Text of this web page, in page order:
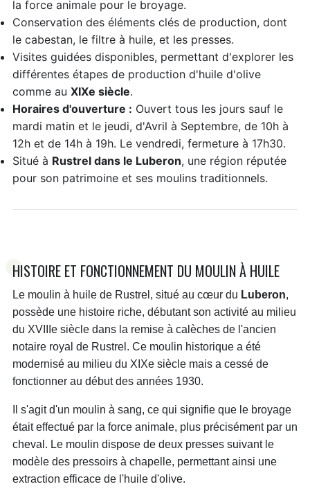
la force animale pour le broyage.
Conservation des éléments clés de production, dont
le cabestan, le filtre à huile, et les presses.
Visites guidées disponibles, permettant d'explorer les
différentes étapes de production d'huile d'olive
comme au XIXe siècle.
Horaires d'ouverture : Ouvert tous les jours sauf le
mardi matin et le jeudi, d'Avril à Septembre, de 10h à
12h et de 14h à 19h. Le vendredi, fermeture à 17h30.
Situé à Rustrel dans le Luberon, une région réputée
pour son patrimoine et ses moulins traditionnels.
HISTOIRE ET FONCTIONNEMENT DU MOULIN À HUILE
Le moulin à huile de Rustrel, situé au cœur du Luberon,
possède une histoire riche, débutant son activité au milieu
du XVIIIe siècle dans la remise à calèches de l'ancien
notaire royal de Rustrel. Ce moulin historique a été
modernisé au milieu du XIXe siècle mais a cessé de
fonctionner au début des années 1930.
Il s'agit d'un moulin à sang, ce qui signifie que le broyage
était effectué par la force animale, plus précisément par un
cheval. Le moulin dispose de deux presses suivant le
modèle des pressoirs à chapelle, permettant ainsi une
extraction efficace de l'huile d'olive.